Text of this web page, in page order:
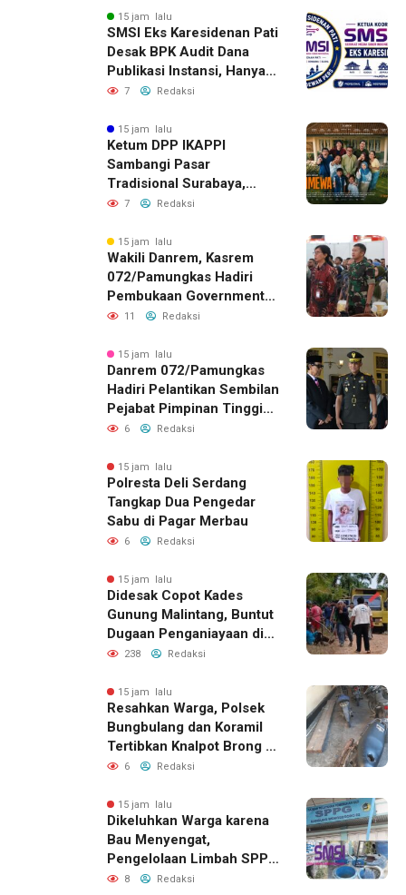
15 jam lalu
SMSI Eks Karesidenan Pati
Desak BPK Audit Dana
Publikasi Instansi, Hanya
untuk Perusahaan Pers
7 Redaksi
15 jam lalu
Ketum DPP IKAPPI
Sambangi Pasar
Tradisional Surabaya,
Akhiri Agenda dengan
ISTIMEWA
7 Redaksi
15 jam lalu
Wakili Danrem, Kasrem
072/Pamungkas Hadiri
Pembukaan Government
Procurement Forum &
11 Redaksi
15 jam lalu
Danrem 072/Pamungkas
Hadiri Pelantikan Sembilan
Pejabat Pimpinan Tinggi
Pratama Pemda DIY
6 Redaksi
15 jam lalu
Polresta Deli Serdang
Tangkap Dua Pengedar
Sabu di Pagar Merbau
6 Redaksi
15 jam lalu
Didesak Copot Kades
Gunung Malintang, Buntut
Dugaan Penganiayaan di
Dusun Balakka Padang
238 Redaksi
15 jam lalu
Resahkan Warga, Polsek
Bungbulang dan Koramil
Tertibkan Knalpot Brong di
Jalan Raya
6 Redaksi
15 jam lalu
Dikeluhkan Warga karena
Bau Menyengat,
Pengelolaan Limbah SPPG
Bandung Wonosegoro 2 di
8 Redaksi